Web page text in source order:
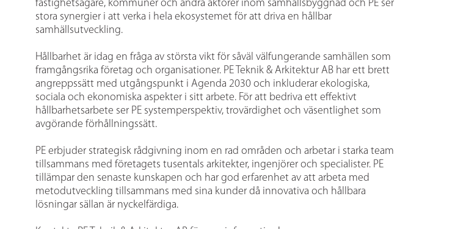
fastighetsägare, kommuner och andra aktörer inom samhällsbyggnad och PE ser
stora synergier i att verka i hela ekosystemet för att driva en hållbar
samhällsutveckling.
Hållbarhet är idag en fråga av största vikt för såväl välfungerande samhällen som
framgångsrika företag och organisationer. PE Teknik & Arkitektur AB har ett brett
angreppssätt med utgångspunkt i Agenda 2030 och inkluderar ekologiska,
sociala och ekonomiska aspekter i sitt arbete. För att bedriva ett effektivt
hållbarhetsarbete ser PE systemperspektiv, trovärdighet och väsentlighet som
avgörande förhållningssätt.
PE erbjuder strategisk rådgivning inom en rad områden och arbetar i starka team
tillsammans med företagets tusentals arkitekter, ingenjörer och specialister. PE
tillämpar den senaste kunskapen och har god erfarenhet av att arbeta med
metodutveckling tillsammans med sina kunder då innovativa och hållbara
lösningar sällan är nyckelfärdiga.